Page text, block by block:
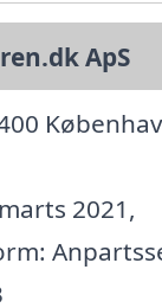
ApS
2021,